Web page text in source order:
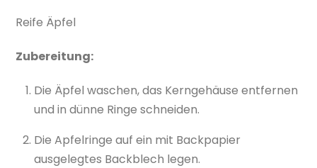
Reife Äpfel
Zubereitung:
Die Äpfel waschen, das Kerngehäuse entfernen
und in dünne Ringe schneiden.
Die Apfelringe auf ein mit Backpapier
ausgelegtes Backblech legen.